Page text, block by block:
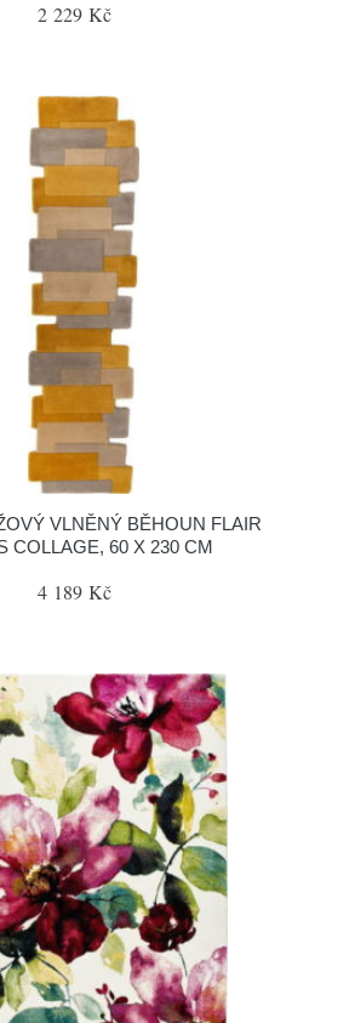
2 229 Kč
VLNĚNÝ BĚHOUN FLAIR
COLLAGE, 60 X 230 CM
4 189 Kč